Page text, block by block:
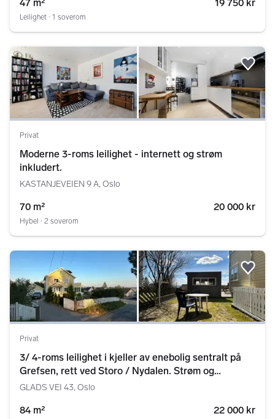
47 m² 19 750 kr
Leilighet ∙ 1 soverom
Privat
Moderne 3-roms leilighet - internett og strøm
inkludert.
KASTANJEVEIEN 9 A, Oslo
70 m² 20 000 kr
Hybel ∙ 2 soverom
Privat
3/ 4-roms leilighet i kjeller av enebolig sentralt på
Grefsen, rett ved Storo / Nydalen. Strøm og
varmtvann inkludert
GLADS VEI 43, Oslo
84 m² 22 000 kr